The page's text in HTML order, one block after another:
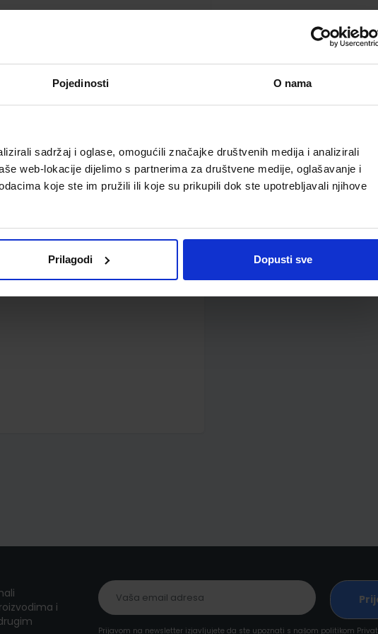
Pojedinosti O nama
sadržaj i oglase, omogućili značajke društvenih medija i analizirali
web-lokacije dijelimo s partnerima za društvene medije, oglašavanje i
koje ste im pružili ili koje su prikupili dok ste upotrebljavali njihove
Prilagodi Dopusti sve
5. razredu medicinske škole za zanimanje
i
Prijavom na newsletter izjavljujete da ste upoznati s našom politikom